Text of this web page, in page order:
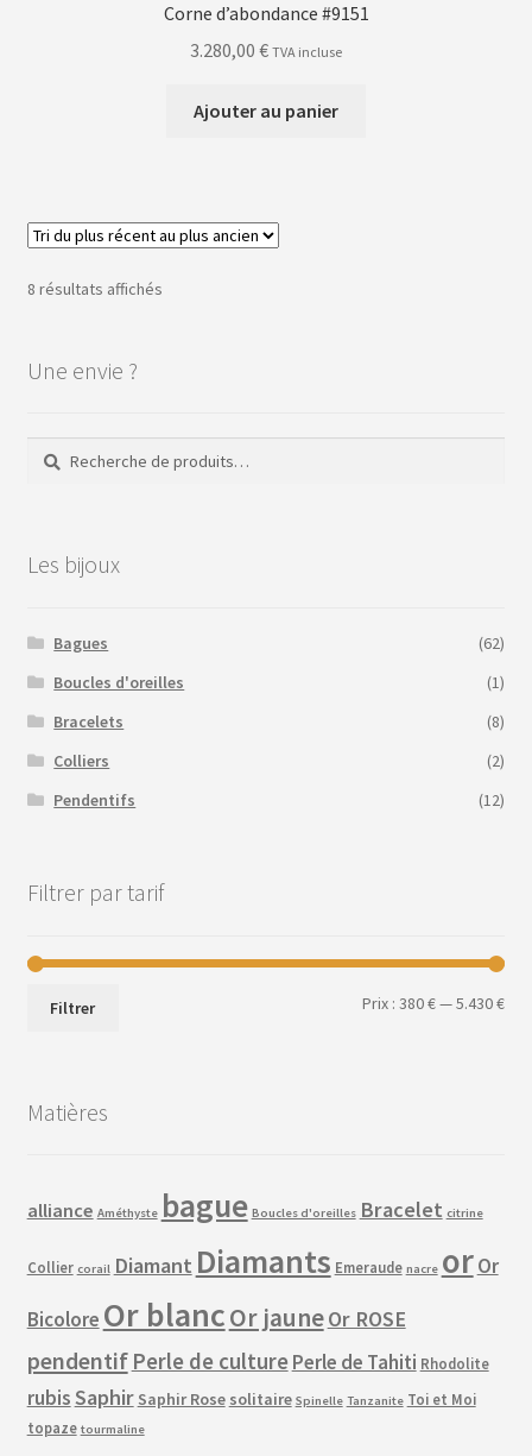
Corne d’abondance #9151
3.280,00 € TVA incluse
Ajouter au panier
8 résultats affichésTrié
ancien
Une envie ?
Recherche
pour :
Recherche
Les bijoux
Bagues
(62)
Boucles d'oreilles
(1)
Bracelets
(8)
Colliers
(2)
Pendentifs
(12)
Filtrer par tarif
Prix
Prix
Filtrer Prix :380 €—5.430 €
Matières
alliance Améthyste bague Boucles d'oreilles Bracelet citrine
Collier corail Diamant Diamants Emeraude nacre orOr
Bicolore Or blancOr jauneOr ROSE
pendentif Perle de culturePerle de Tahiti Rhodolite
rubisSaphir Saphir Rose solitaire Spinelle Tanzanite Toi et Moi
topaze tourmaline